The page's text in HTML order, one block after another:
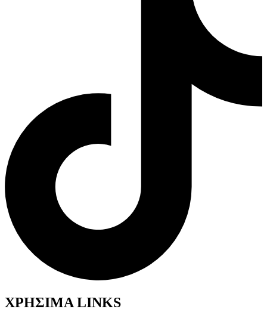
ΧΡΗΣΙΜΑ LINKS